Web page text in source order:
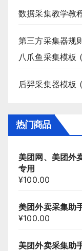
数据采集教学教
第三方采集器规
八爪鱼采集模板
后羿采集器模板
热门商品
美团网、美团外
专用
¥100.00
美团外卖采集助
¥100.00
美团外卖采集助